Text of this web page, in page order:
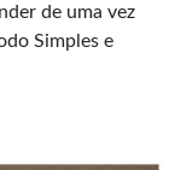
de uma vez
Simples e